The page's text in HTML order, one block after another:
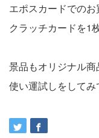
エポスカードでの
クラッチカードを1
景品もオリジナル
使い運試しをして